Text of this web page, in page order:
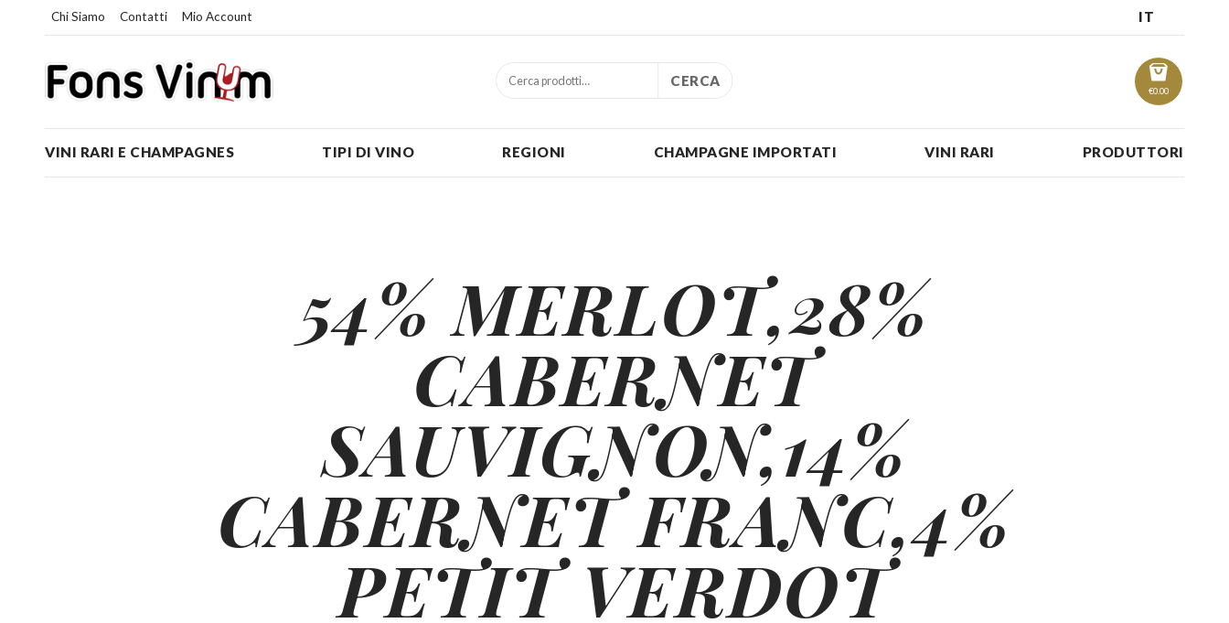
Chi Siamo Contatti Mio Account IT
€0.00
CERCA
VINI RARI E CHAMPAGNES TIPI DI VINO REGIONI CHAMPAGNE IMPORTATI VINI RARI PRODUTTORI
54% MERLOT,28%
CABERNET
SAUVIGNON,14%
CABERNET FRANC,4%
PETIT VERDOT